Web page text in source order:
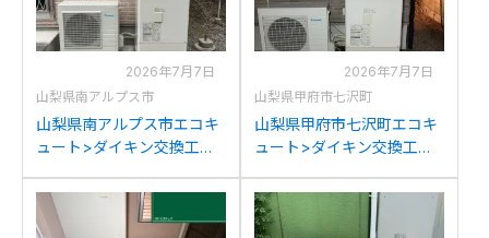
2026年7月7日
山梨県南アルプス市
山梨県南アルプス市エコキ
ュート>ダイキン交換工事
37AW1からダイキン
EQX37ZFVへの交換
2026年7月7日
山梨県甲府市七沢町
山梨県甲府市七沢町エコキ
ュート>ダイキン交換工事
TU37KFCVからダイキン
EQX37ZFVへの交換